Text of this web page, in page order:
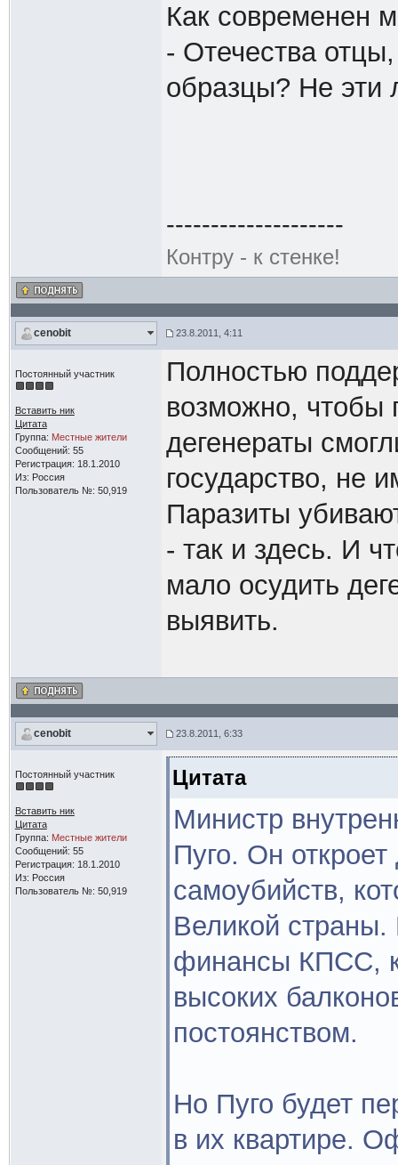
Как современен
- Отечества
образцы? Не эти
--------------------
Контру - к стенке!
cenobit 23.8.2011, 4:11
Постоянный участник
Вставить ник
Цитата
Группа: Местные жители
Сообщений: 55
Регистрация: 18.1.2010
Из: Россия
Пользователь №: 50,919
Полностью
возможно, чтобы
дегенераты
государство, не
Паразиты
- так и здесь. И
мало осудить
выявить.
cenobit 23.8.2011, 6:33
Постоянный участник
Вставить ник
Цитата
Группа: Местные жители
Сообщений: 55
Регистрация: 18.1.2010
Из: Россия
Пользователь №: 50,919
Цитата
Министр
Пуго. Он
самоубийств,
Великой
финансы КПСС,
высоких
постоянством.
Но Пуго будет
в их квартире.